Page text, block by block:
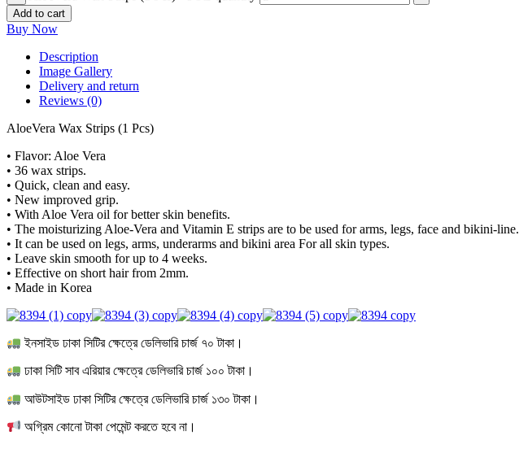
Add to cart
Buy Now
Description
Image Gallery
Delivery and return
Reviews (0)
AloeVera Wax Strips (1 Pcs)
• Flavor: Aloe Vera
• 36 wax strips.
• Quick, clean and easy.
• New improved grip.
• With Aloe Vera oil for better skin benefits.
• The moisturizing Aloe-Vera and Vitamin E strips are to be used for arms, legs, face and bikini-line.
• It can be used on legs, arms, underarms and bikini area For all skin types.
• Leave skin smooth for up to 4 weeks.
• Effective on short hair from 2mm.
• Made in Korea
ইনসাইড ঢাকা সিটির ক্ষেত্রে ডেলিভারি চার্জ ৭০ টাকা।
ঢাকা সিটি সাব এরিয়ার ক্ষেত্রে ডেলিভারি চার্জ ১০০ টাকা।
আউটসাইড ঢাকা সিটির ক্ষেত্রে ডেলিভারি চার্জ ১৩০ টাকা।
অগ্রিম কোনো টাকা পেমেন্ট করতে হবে না।